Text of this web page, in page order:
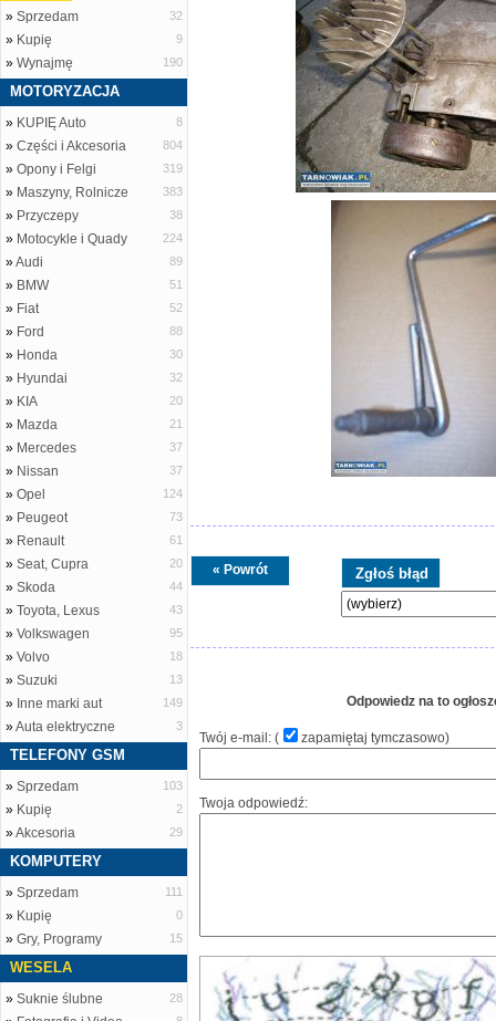
» Sprzedam 32
» Kupię 9
» Wynajmę 190
MOTORYZACJA
» KUPIĘ Auto 8
» Części i Akcesoria 804
» Opony i Felgi 319
» Maszyny, Rolnicze 383
» Przyczepy 38
» Motocykle i Quady 224
»Audi 89
» BMW 51
» Fiat 52
» Ford 88
» Honda 30
» Hyundai 32
» KIA 20
» Mazda 21
» Mercedes 37
» Nissan 37
» Opel 124
» Peugeot 73
» Renault 61
» Seat, Cupra 20
» Skoda 44
» Toyota, Lexus 43
» Volkswagen 95
» Volvo 18
» Suzuki 13
» Inne marki aut 149
»Auta elektryczne 3
TELEFONY GSM
» Sprzedam 103
» Kupię 2
»Akcesoria 29
KOMPUTERY
» Sprzedam 111
» Kupię 0
» Gry, Programy 15
WESELA
» Suknie ślubne 28
« Powrót
Odpowiedz na to
Twój e-mail: ( zapamiętaj tymczasowo)
Twoja odpowiedź: